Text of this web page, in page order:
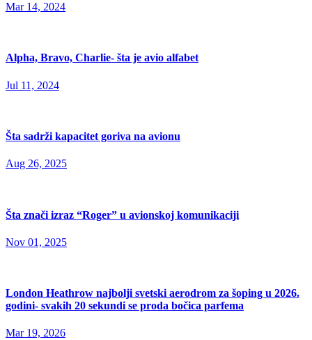
Mar 14, 2024
Alpha, Bravo, Charlie- šta je avio alfabet
Jul 11, 2024
Šta sadrži kapacitet goriva na avionu
Aug 26, 2025
Šta znači izraz “Roger” u avionskoj komunikaciji
Nov 01, 2025
London Heathrow najbolji svetski aerodrom za šoping u 2026.
godini- svakih 20 sekundi se proda bočica parfema
Mar 19, 2026